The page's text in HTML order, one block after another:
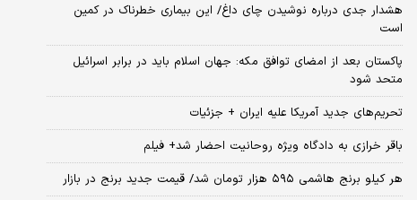
هشدار جدی درباره نوشیدن چای داغ/ این بیماری خطرناک در کمین
است
پاکستان بعد از امضای توافق مکه: جهان اسلام باید در برابر اسرائیل
متحد شود
تحریم‌های جدید آمریکا علیه ایران + جزئیات
باقر خرازی به دادگاه ویژه روحانیت احضار شد+ فیلم
هر کیلو برنج هاشمی ۵۹۵ هزار تومان شد/ قیمت جدید برنج در بازار